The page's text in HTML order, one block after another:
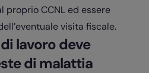
CCNL ed essere
visita fiscale.
lavoro deve
di malattia